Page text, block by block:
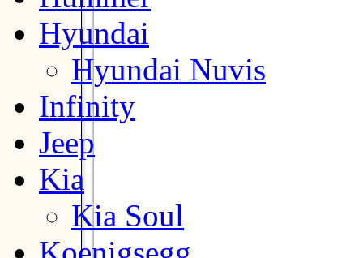
Hyundai
Hyundai Nuvis
Infinity
Jeep
Kia
Kia Soul